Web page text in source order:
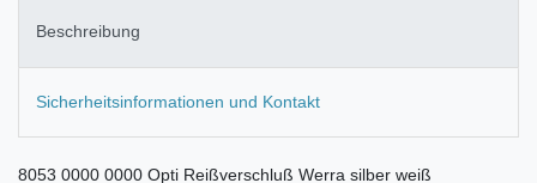
Beschreibung
Sicherheitsinformationen und Kontakt
8053 0000 0000 Opti Reißverschluß Werra silber weiß